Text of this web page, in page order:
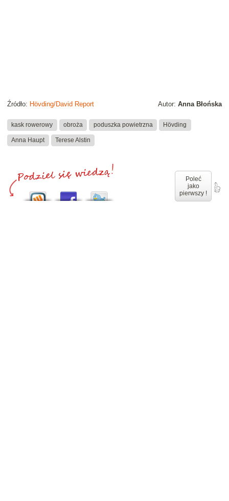
Autor: Anna Błońska
Źródło: Hövding/David Report
kask rowerowy obroża poduszka powietrzna Hövding
Anna Haupt Terese Alstin
Poleć
jako
pierwszy !